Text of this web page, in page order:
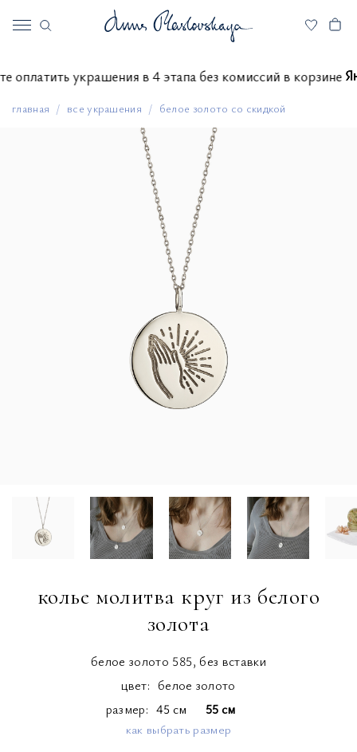
оплатить украшения в 4 этапа без комиссий в
главная все украшения белое золото со скидкой
колье молитва круг из белого
золота
белое золото 585, без вставки
цвет: белое золото
размер
45 см 55 см
как выбрать размер